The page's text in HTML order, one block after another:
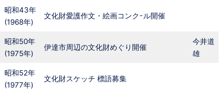
昭和43年
(1968年)
文化財愛護作文・絵画コンクｰル開催
昭和50年
(1975年)
伊達市周辺の文化財めぐり開催
今井道
雄
昭和52年
(1977年)
文化財スケッチ 標語募集